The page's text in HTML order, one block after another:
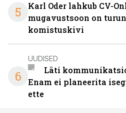
5
Karl Oder lahkub CV-
mugavustsoon on
komistuskivi
6
UUDISED
Läti
Enam ei planeerita
ette